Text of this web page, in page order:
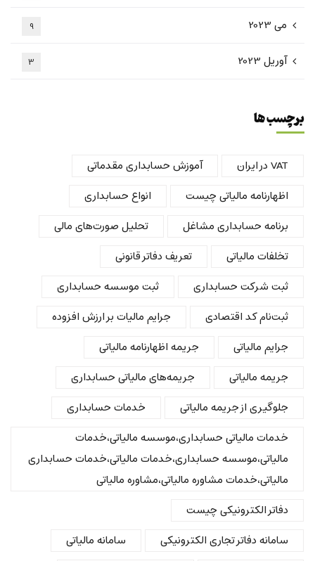
می 2023 9
آوریل 2023 3
برچسب ها
VAT در ایران
آموزش حسابداری مقدماتی
اظهارنامه مالیاتی چیست
انواع حسابداری
برنامه حسابداری مشاغل
تحلیل صورت‌های مالی
تخلفات مالیاتی
تعریف دفاتر قانونی
ثبت شرکت حسابداری
ثبت موسسه حسابداری
ثبت‌نام کد اقتصادی
جرایم مالیات بر ارزش افزوده
جرایم مالیاتی
جریمه اظهارنامه مالیاتی
جریمه مالیاتی
جریمه‌های مالیاتی حسابداری
جلوگیری از جریمه مالیاتی
خدمات حسابداری
خدمات مالیاتی حسابداری،موسسه مالیاتی،خدمات
مالیاتی،موسسه حسابداری،خدمات مالیاتی،خدمات حسابداری
مالیاتی،خدمات مشاوره مالیاتی،مشاوره مالیاتی
دفاتر الکترونیکی چیست
سامانه دفاتر تجاری الکترونیکی
سامانه مالیاتی